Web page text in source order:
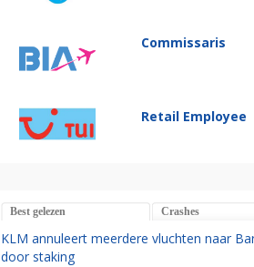
Commissaris
Retail Employee
Best gelezen Crashes
KLM annuleert meerdere vluchten naar
door staking